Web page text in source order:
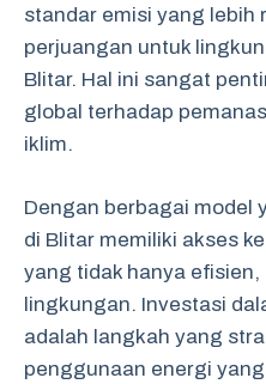
standar emisi yang lebih
perjuangan untuk
Blitar. Hal ini sangat
global terhadap
iklim.
Dengan berbagai model
di Blitar memiliki akses
yang tidak hanya
lingkungan. Investasi
adalah langkah yang
penggunaan energi